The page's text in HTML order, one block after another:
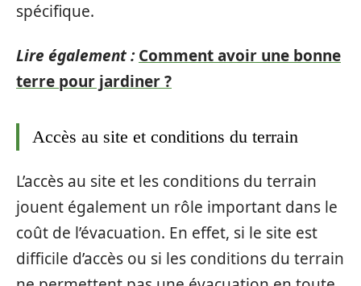
spécifique.
Lire également : Comment avoir une bonne
terre pour jardiner ?
Accès au site et conditions du terrain
L’accès au site et les conditions du terrain
jouent également un rôle important dans le
coût de l’évacuation. En effet, si le site est
difficile d’accès ou si les conditions du terrain